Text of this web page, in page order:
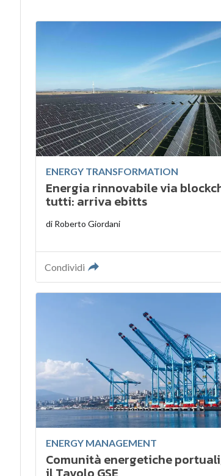
ENERGY TRANSFORMATION
Energia rinnovabile via
tutti: arriva ebitts
di Roberto Giordani
Condividi
ENERGY MANAGEMENT
Comunità energetiche